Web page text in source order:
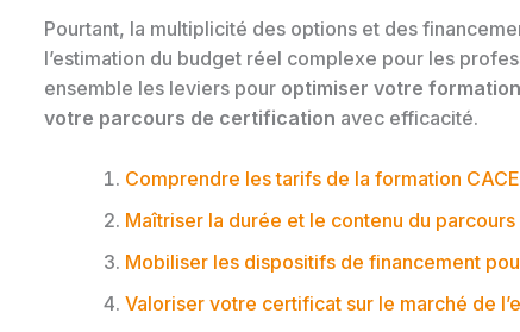
Pourtant, la multiplicité des options et des
l’estimation du budget réel complexe pour les
ensemble les leviers pour optimiser votre
votre parcours de certification avec efficacité.
Comprendre les tarifs de la formation
Maîtriser la durée et le contenu du
Mobiliser les dispositifs de financement
Valoriser votre certificat sur le marché de